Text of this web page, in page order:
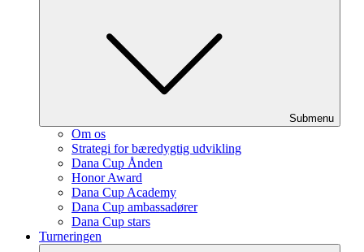
Submenu
Om os
Strategi for bæredygtig udvikling
Dana Cup Ånden
Honor Award
Dana Cup Academy
Dana Cup ambassadører
Dana Cup stars
Turneringen